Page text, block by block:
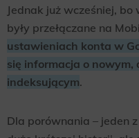
Jednak już wcześniej,
były przełączane na
ustawieniach konta w
się informacja o nowym,
indeksującym.
Dla porównania – jeden